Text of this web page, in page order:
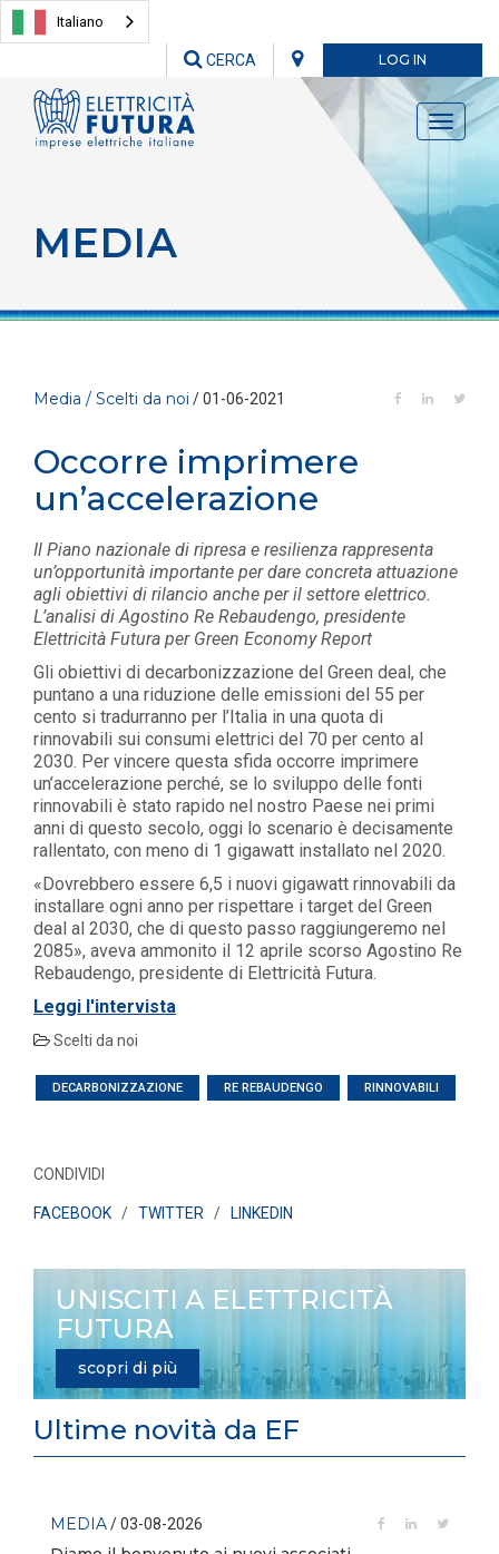
Italiano
LOG IN
CERCA
Toggle
MEDIA
Media / Scelti da noi / 01-06-2021
Occorre imprimere
un’accelerazione
Il Piano nazionale di ripresa e resilienza rappresenta
un’opportunità importante per dare concreta attuazione
agli obiettivi di rilancio anche per il settore elettrico.
L’analisi di Agostino Re Rebaudengo, presidente
Elettricità Futura per Green Economy Report
Gli obiettivi di decarbonizzazione del Green deal, che
puntano a una riduzione delle emissioni del 55 per
cento si tradurranno per l’Italia in una quota di
rinnovabili sui consumi elettrici del 70 per cento al
2030. Per vincere questa sfida occorre imprimere
un’accelerazione perché, se lo sviluppo delle fonti
rinnovabili è stato rapido nel nostro Paese nei primi
anni di questo secolo, oggi lo scenario è decisamente
rallentato, con meno di 1 gigawatt installato nel 2020.
«Dovrebbero essere 6,5 i nuovi gigawatt rinnovabili da
installare ogni anno per rispettare i target del Green
deal al 2030, che di questo passo raggiungeremo nel
2085», aveva ammonito il 12 aprile scorso Agostino Re
Rebaudengo, presidente di Elettricità Futura.
Leggi l'intervista
Scelti da noi
DECARBONIZZAZIONE RE REBAUDENGO RINNOVABILI
CONDIVIDI
FACEBOOK / TWITTER / LINKEDIN
UNISCITI A ELETTRICITÀ
FUTURA
scopri di più
Ultime novità da EF
MEDIA/ 03-08-2026